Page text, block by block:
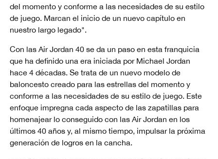
del momento y conforme a las necesidades de su estilo
de juego. Marcan el inicio de un nuevo capítulo en
nuestro largo legado".
Con las Air Jordan 40 se da un paso en esta franquicia
que ha definido una era iniciada por Michael Jordan
hace 4 décadas. Se trata de un nuevo modelo de
baloncesto creado para las estrellas del momento y
conforme a las necesidades de su estilo de juego. Este
enfoque impregna cada aspecto de las zapatillas para
homenajear lo conseguido con las Air Jordan en los
últimos 40 años y, al mismo tiempo, impulsar la próxima
generación de logros en la cancha.